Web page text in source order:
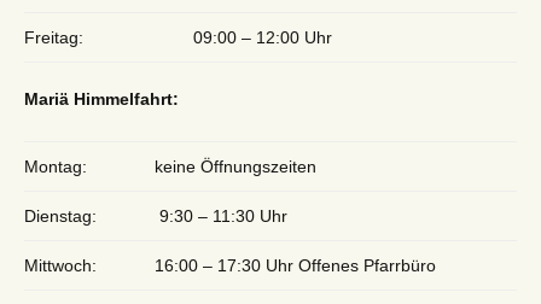
Freitag: 09:00 – 12:00 Uhr
Mariä Himmelfahrt:
Montag: keine Öffnungszeiten
Dienstag: 9:30 – 11:30 Uhr
Mittwoch: 16:00 – 17:30 Uhr Offenes Pfarrbüro